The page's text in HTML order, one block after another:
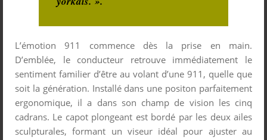
L’émotion 911 commence dès la prise en main.
D’emblée, le conducteur retrouve immédiatement le
sentiment familier d’être au volant d’une 911, quelle que
soit la génération. Installé dans une positon parfaitement
ergonomique, il a dans son champ de vision les cinq
cadrans. Le capot plongeant est bordé par les deux ailes
sculpturales, formant un viseur idéal pour ajuster au